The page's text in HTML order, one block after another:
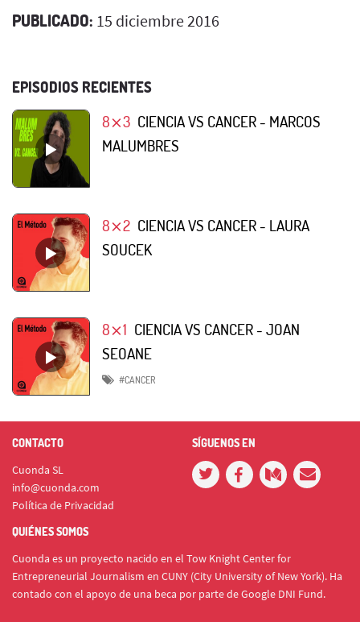
PUBLICADO: 15 diciembre 2016
EPISODIOS RECIENTES
8⨯3 CIENCIA VS CANCER - MARCOS
MALUMBRES
8⨯2 CIENCIA VS CANCER - LAURA
SOUCEK
8⨯1 CIENCIA VS CANCER - JOAN
SEOANE
#CANCER
CONTACTO
Cuonda SL
info@cuonda.com
Política de Privacidad
SÍGUENOS EN
QUIÉNES SOMOS
Cuonda es un proyecto nacido en el Tow Knight Center for
Entrepreneurial Journalism en CUNY (City University of New York). Ha
contado con el apoyo de una beca por parte de Google DNI Fund.